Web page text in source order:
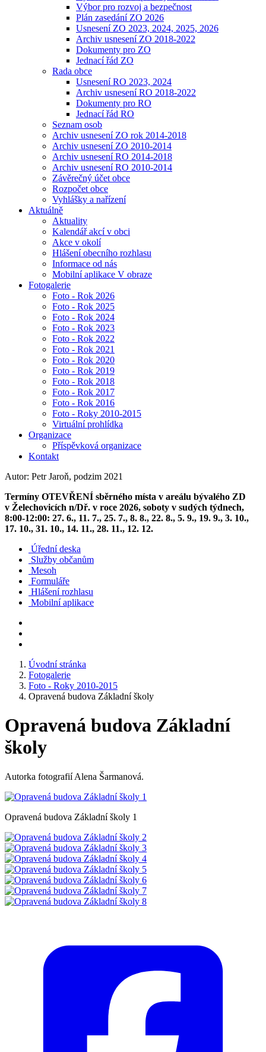
Výbor pro rozvoj a bezpečnost
Plán zasedání ZO 2026
Usnesení ZO 2023, 2024, 2025, 2026
Archiv usnesení ZO 2018-2022
Dokumenty pro ZO
Jednací řád ZO
Rada obce
Usnesení RO 2023, 2024
Archiv usnesení RO 2018-2022
Dokumenty pro RO
Jednací řád RO
Seznam osob
Archiv usnesení ZO rok 2014-2018
Archiv usnesení ZO 2010-2014
Archiv usnesení RO 2014-2018
Archiv usnesení RO 2010-2014
Závěrečný účet obce
Rozpočet obce
Vyhlášky a nařízení
Aktuálně
Aktuality
Kalendář akcí v obci
Akce v okolí
Hlášení obecního rozhlasu
Informace od nás
Mobilní aplikace V obraze
Fotogalerie
Foto - Rok 2026
Foto - Rok 2025
Foto - Rok 2024
Foto - Rok 2023
Foto - Rok 2022
Foto - Rok 2021
Foto - Rok 2020
Foto - Rok 2019
Foto - Rok 2018
Foto - Rok 2017
Foto - Rok 2016
Foto - Roky 2010-2015
Virtuální prohlídka
Organizace
Příspěvková organizace
Kontakt
Autor: Petr Jaroň, podzim 2021
Termíny OTEVŘENÍ sběrného místa v areálu bývalého ZD
v Želechovicích n/Dř. v roce 2026, soboty v sudých týdnech,
8:00-12:00: 27. 6., 11. 7., 25. 7., 8. 8., 22. 8., 5. 9., 19. 9., 3. 10.,
17. 10., 31. 10., 14. 11., 28. 11., 12. 12.
Úřední deska
Služby občanům
Mesoh
Formuláře
Hlášení rozhlasu
Mobilní aplikace
Úvodní stránka
Fotogalerie
Foto - Roky 2010-2015
Opravená budova Základní školy
Opravená budova Základní
školy
Autorka fotografií Alena Šarmanová.
Opravená budova Základní školy 1